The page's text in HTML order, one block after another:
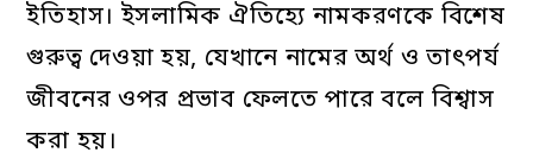
ইতিহাস। ইসলামিক ঐতিহ্যে নামকরণকে বিশেষ
গুরুত্ব দেওয়া হয়, যেখানে নামের অর্থ ও তাৎপর্য
জীবনের ওপর প্রভাব ফেলতে পারে বলে বিশ্বাস
করা হয়।